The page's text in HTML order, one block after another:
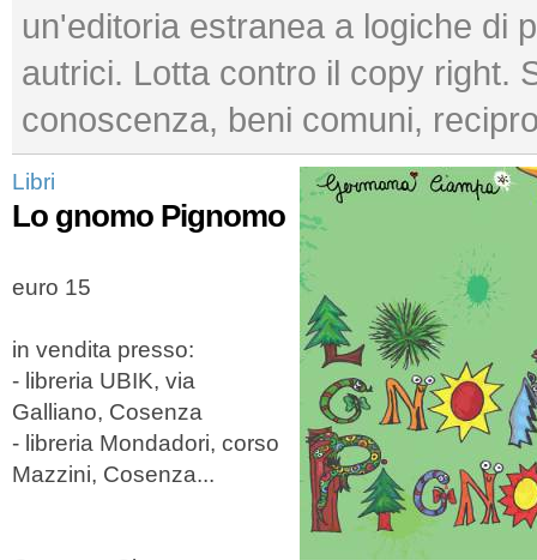
un'editoria estranea a logiche di
autrici. Lotta contro il copy right.
conoscenza, beni comuni,
Libri
Lo gnomo Pignomo
euro 15
in vendita presso:
- libreria UBIK, via
Galliano, Cosenza
- libreria Mondadori, corso
Mazzini, Cosenza...